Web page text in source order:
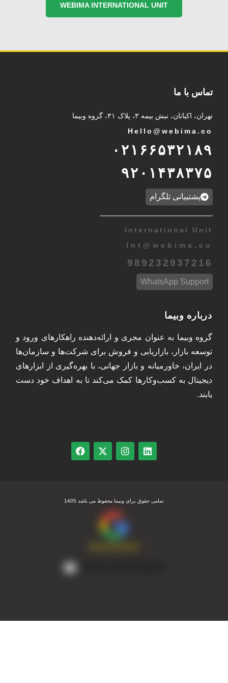
WEBIMA INTERNATIONAL UNIT
تماس با ما
تهران، اکباتان، نبش بیمه ۳، پلاک ۳۱، گروه وبیما
Hello@webima.co
۰۲۱۶۶۵۳۲۱۸۹
۹۲۰۱۴۳۸۳۷۵
پشتیبانی تلگرام
International Unit
Int @ webima.co
989232937216
WhatsApp Support
درباره وبیما
گروه وبیما به عنوان مجری و ارائه‌دهنده راهکارهای ورود و
توسعه بازار، بازاریابی و فروش برای شرکت‌ها و سازمان‌ها
در ایران، خاورمیانه و بازار جهانی، با بهره‌گیری از ابزارهای
دیجیتال به کسب‌وکارها کمک می‌کند تا به اهداف خود دست
یابند.
تمامی حقوق برای وبیما محفوظ می باشد 1405